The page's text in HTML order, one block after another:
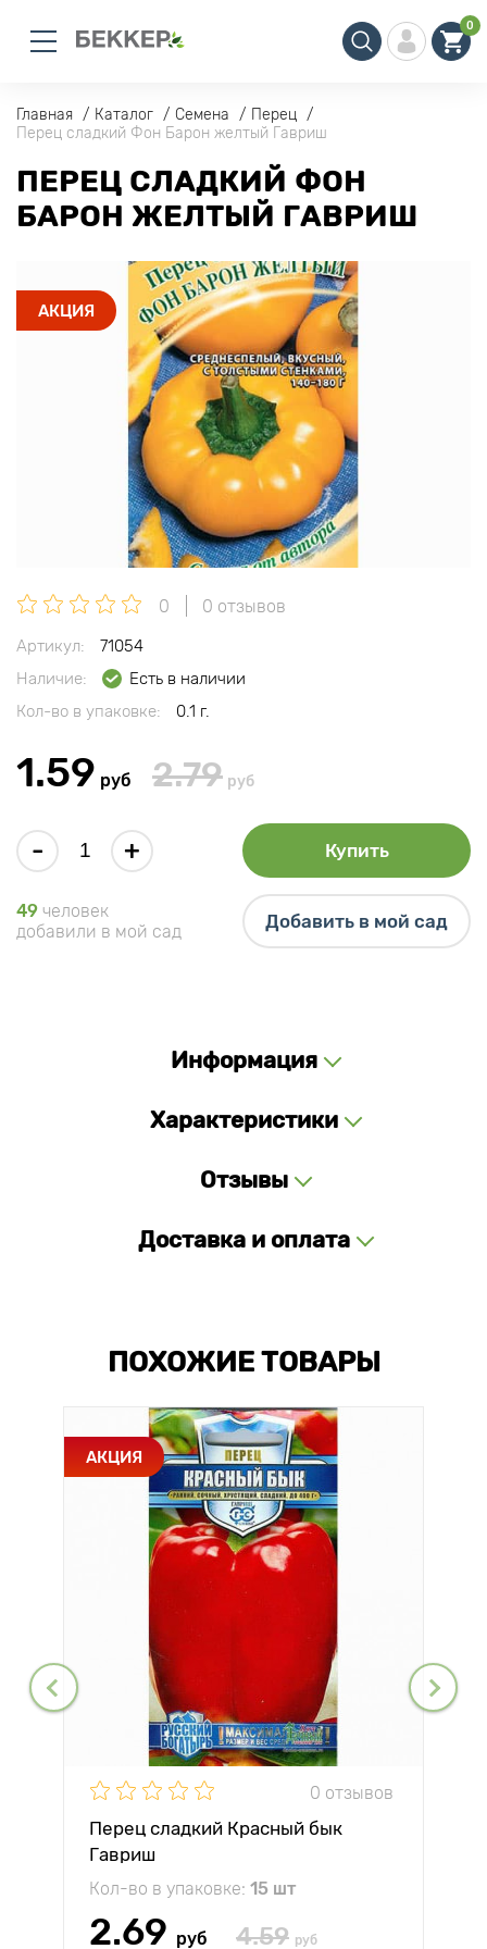
0
Главная Каталог Семена
Перец
Перец сладкий Фон Барон желтый Гавриш
ПЕРЕЦ СЛАДКИЙ ФОН
БАРОН ЖЕЛТЫЙ ГАВРИШ
АКЦИЯ
0 0 отзывов
Артикул:
71054
Наличие:
Есть в наличии
Кол-во в упаковке:
0.1 г.
1.59 руб 2.79 руб
- + Купить
49 человек
добавили в мой сад
Добавить в мой сад
Информация
Характеристики
Отзывы
Доставка и оплата
ПОХОЖИЕ ТОВАРЫ
АКЦИЯ
0 отзывов
Перец сладкий Красный бык
Гавриш
Кол-во в упаковке: 15 шт
2.69 руб 4.59 руб